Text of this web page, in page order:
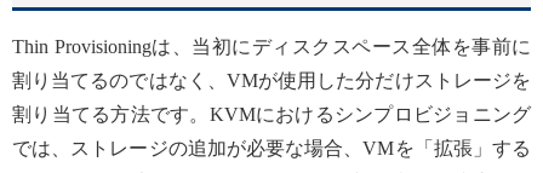
Thin Provisioningは、当初にディスクスペース全体を事前に
割り当てるのではなく、VMが使用した分だけストレージを
割り当てる方法です。KVMにおけるシンプロビジョニング
では、ストレージの追加が必要な場合、VMを「拡張」する